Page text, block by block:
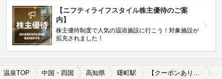
【ニフティライフスタイル株主優待のご案
内】
株主優待制度で人気の温浴施設に行こう！対象施設が
拡充されました！
温泉TOP 中国・四国 高知県 曙町駅 【クーポンあり】曙町駅近くの温泉宿・温泉旅館・ホテルおすすめ(2026年版)